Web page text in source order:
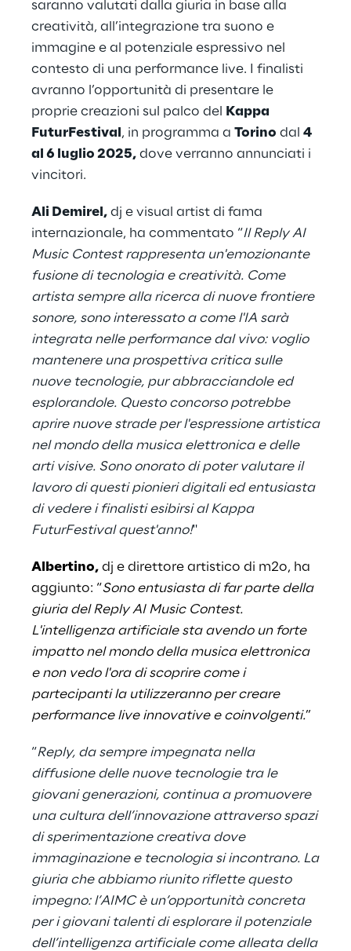
saranno valutati dalla giuria in base alla
creatività, all’integrazione tra suono e
immagine e al potenziale espressivo nel
contesto di una performance live. I finalisti
avranno l’opportunità di presentare le
proprie creazioni sul palco del
Kappa
FuturFestival , in programma a Torino dal 4
al 6 luglio 2025, dove verranno annunciati i
vincitori.
Ali Demirel, dj e visual artist di fama
internazionale, ha commentato “Il Reply AI
Music Contest rappresenta un'emozionante
fusione di tecnologia e creatività. Come
artista sempre alla ricerca di nuove frontiere
sonore, sono interessato a come l'IA sarà
integrata nelle performance dal vivo: voglio
mantenere una prospettiva critica sulle
nuove tecnologie, pur abbracciandole ed
esplorandole. Questo concorso potrebbe
aprire nuove strade per l'espressione artistica
nel mondo della musica elettronica e delle
arti visive. Sono onorato di poter valutare il
lavoro di questi pionieri digitali ed entusiasta
di vedere i finalisti esibirsi al Kappa
FuturFestival quest'anno!"
Albertino, dj e direttore artistico di m2o, ha
aggiunto: “Sono entusiasta di far parte della
giuria del Reply AI Music Contest.
L'intelligenza artificiale sta avendo un forte
impatto nel mondo della musica elettronica
e non vedo l'ora di scoprire come i
partecipanti la utilizzeranno per creare
performance live innovative e coinvolgenti.”
“Reply, da sempre impegnata nella
diffusione delle nuove tecnologie tra le
giovani generazioni, continua a promuovere
una cultura dell’innovazione attraverso spazi
di sperimentazione creativa dove
immaginazione e tecnologia si incontrano. La
giuria che abbiamo riunito riflette questo
impegno: l’AIMC è un’opportunità concreta
per i giovani talenti di esplorare il potenziale
dell’intelligenza artificiale come alleata della